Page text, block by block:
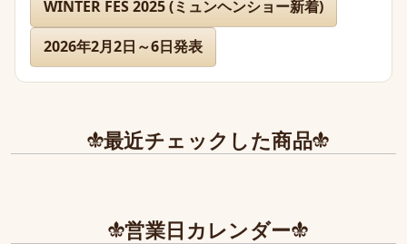
また、丁寧であたたかいお手紙やプレゼントまで同封下さ
り有難うございました！感激致しました。
WINTER FES 2025 (ミュンヘンショー新着)
2026年2月2日～6日発表
最近チェックした商品
営業日カレンダー